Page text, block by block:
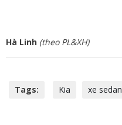
Hà Linh (theo PL&XH)
Tags: Kia xe sedan